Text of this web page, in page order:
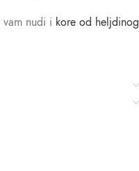
vam nudi i kore od heljdinog